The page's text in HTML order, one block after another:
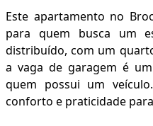
Este apartamento no
para quem busca um
distribuído, com um
a vaga de garagem é
quem possui um
conforto e praticidade